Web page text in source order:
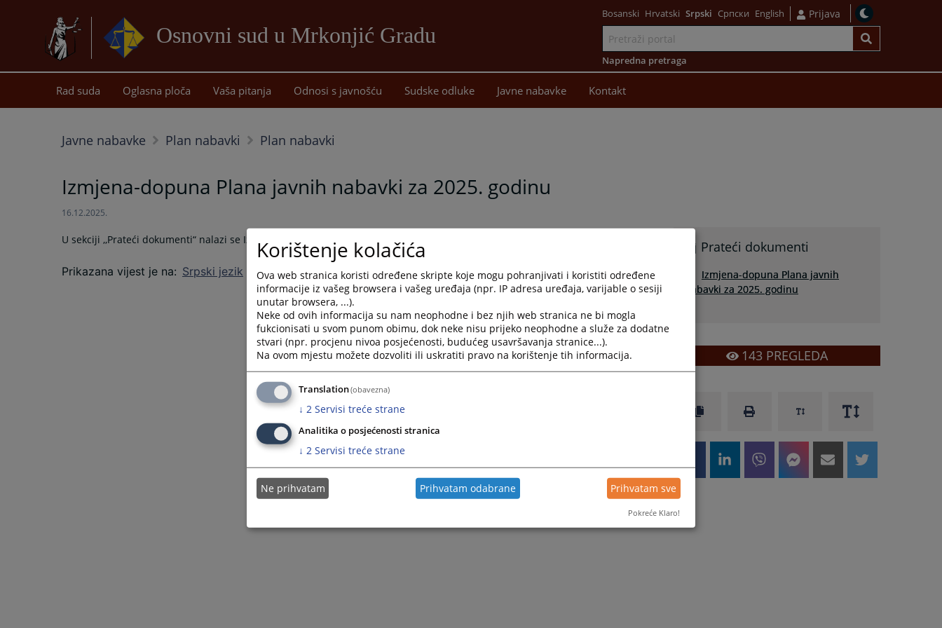
Osnovni sud u Mrkonjić Gradu
sadržaj
Bosanski Hrvatski Srpski Српски English Prijava
Napredna pretraga
Rad suda Oglasna ploča Vaša pitanja Odnosi s javnošću Sudske odluke Javne nabavke Kontakt
Javne nabavke Plan nabavki Plan nabavki
Izmjena-dopuna Plana javnih nabavki za 2025. godinu
16.12.2025.
U sekciji ,,Prateći dokumenti“ nalazi se Izmjena-dopuna Plana javnih nabavki za 2025. godinu.
Prikazana vijest je na: Srpski jezik
Prateći dokumenti
Izmjena-dopuna Plana javnih
nabavki za 2025. godinu
143PREGLEDA
Korištenje kolačića
Ova web stranica koristi određene skripte koje mogu pohranjivati i koristiti određene
informacije iz vašeg browsera i vašeg uređaja (npr. IP adresa uređaja, varijable o sesiji
unutar browsera, ...).
Neke od ovih informacija su nam neophodne i bez njih web stranica ne bi mogla
fukcionisati u svom punom obimu, dok neke nisu prijeko neophodne a služe za dodatne
stvari (npr. procjenu nivoa posjećenosti, budućeg usavršavanja stranice...).
Na ovom mjestu možete dozvoliti ili uskratiti pravo na korištenje tih informacija.
Translation(obavezna)
↓ 2 Servisi treće strane
Analitika o posjećenosti stranica
↓ 2 Servisi treće strane
Ne prihvatam Prihvatam odabrane Prihvatam sve
Pokreće Klaro!